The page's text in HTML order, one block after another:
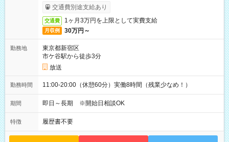
取りサービス利用可（利用条件有）
交通費別途支給あり
交通費 1ヶ月3万円を上限として実費支給
月収例 30万円～
勤務地
東京都新宿区
市ケ谷駅から徒歩3分
放送
勤務時間 11:00-20:00（休憩60分）実働8時間（残業少なめ！）
期間 即日～長期 ※開始日相談OK
特徴 履歴書不要